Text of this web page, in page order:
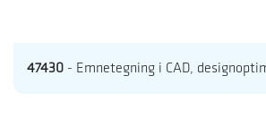
47430 - Emnetegning i CAD,